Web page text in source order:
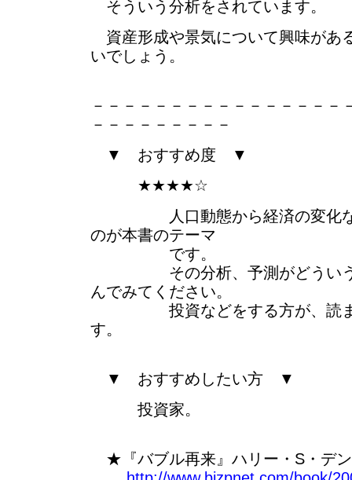
そういう分析をされています。
資産形成や景気について興味があ
いでしょう。
－－－－－－－－－－－－－－－－
－－－－－－－－－
▼ おすすめ度 ▼
★★★★☆
人口動態から経済の変化な
のが本書のテーマ
です。
その分析、予測がどういう
んでみてください。
投資などをする方が、読ま
す。
▼ おすすめしたい方 ▼
投資家。
★『バブル再来』ハリー・S・デ